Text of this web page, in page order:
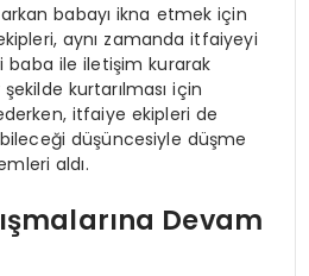
babayı ikna etmek için
aynı zamanda itfaiyeyi
baba ile iletişim kurarak
kurtarılması için
itfaiye ekipleri de
düşüncesiyle düşme
aldı.
Devam